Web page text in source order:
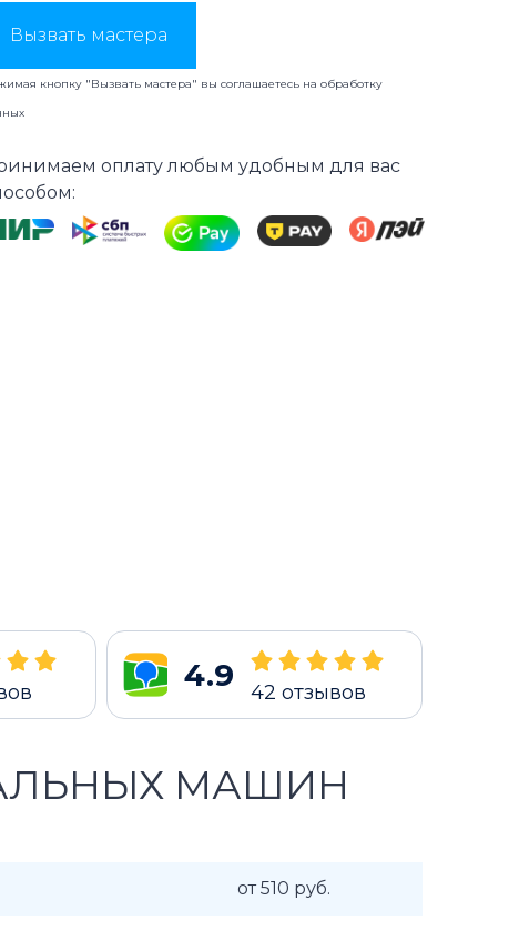
Вызвать мастера
кнопку "Вызвать мастера" вы соглашаетесь наобработку
оплату любым удобным для вас
4.9 42 отзывов
МАШИН
от 510 руб.